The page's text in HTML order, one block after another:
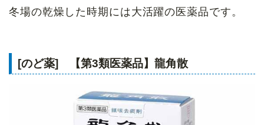
冬場の乾燥した時期には大活躍の医薬品です。
[のど薬] 【第3類医薬品】龍角散